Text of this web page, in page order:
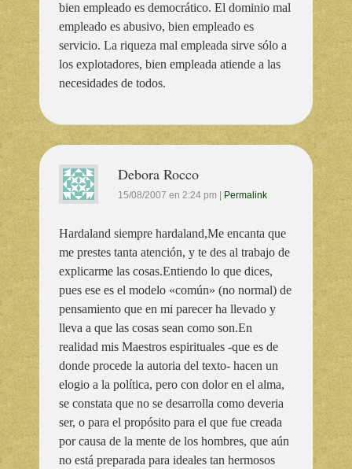
bien empleado es democrático. El dominio mal
empleado es abusivo, bien empleado es
servicio. La riqueza mal empleada sirve sólo a
los explotadores, bien empleada atiende a las
necesidades de todos.
Debora Rocco
15/08/2007 en 2:24 pm Permalink
Hardaland siempre hardaland,Me encanta que
me prestes tanta atención, y te des al trabajo de
explicarme las cosas.Entiendo lo que dices,
pues ese es el modelo «común» (no normal) de
pensamiento que en mi parecer ha llevado y
lleva a que las cosas sean como son.En
realidad mis Maestros espirituales -que es de
donde procede la autoria del texto- hacen un
elogio a la política, pero con dolor en el alma,
se constata que no se desarrolla como deveria
ser, o para el propósito para el que fue creada
por causa de la mente de los hombres, que aún
no está preparada para ideales tan hermosos